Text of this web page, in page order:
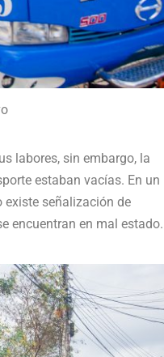
labores, sin embargo, la
estaban vacías. En un
existe señalización de
encuentran en mal estado.